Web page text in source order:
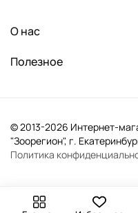
О нас
Полезное
© 2013-2026 Интернет-
"Зоорегион", г.
Политика